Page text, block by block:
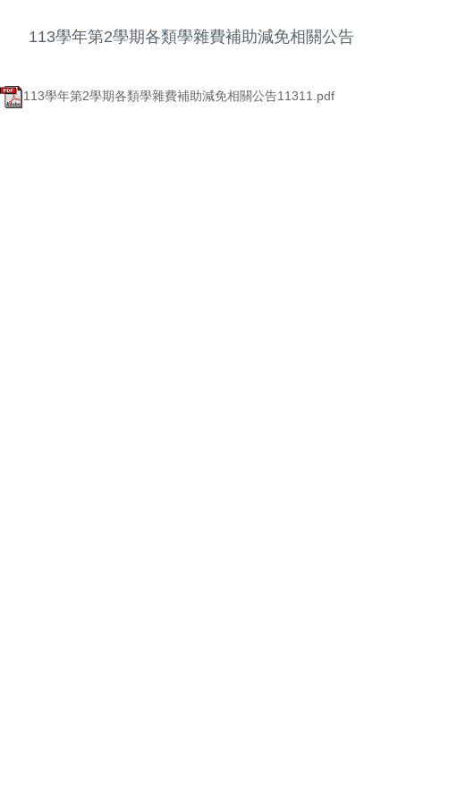
113學年第2學期各類學雜費補助減免相關公告
113學年第2學期各類學雜費補助減免相關公告11311.pdf